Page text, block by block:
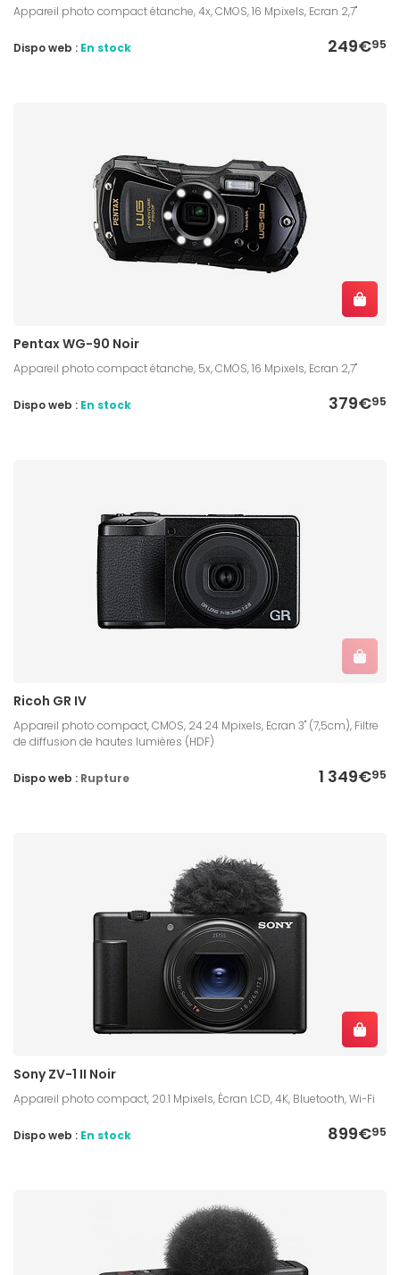
Appareil photo compact étanche, 4x, CMOS, 16 Mpixels, Ecran 2,7"
249€95
Dispo web : En stock
Pentax WG-90 Noir
Appareil photo compact étanche, 5x, CMOS, 16 Mpixels, Ecran 2,7"
379€95
Dispo web : En stock
Ricoh GR IV
Appareil photo compact, CMOS, 24.24 Mpixels, Ecran 3" (7,5cm), Filtre
de diffusion de hautes lumières (HDF)
1 349€95
Dispo web : Rupture
Sony ZV-1 II Noir
Appareil photo compact, 20.1 Mpixels, Écran LCD, 4K, Bluetooth, Wi-Fi
899€95
Dispo web : En stock